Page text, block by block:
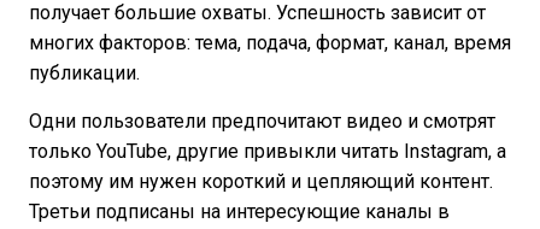
получает большие охваты. Успешность зависит от
многих факторов: тема, подача, формат, канал, время
публикации.
Одни пользователи предпочитают видео и смотрят
только YouTube, другие привыкли читать Instagram, а
поэтому им нужен короткий и цепляющий контент.
Третьи подписаны на интересующие каналы в